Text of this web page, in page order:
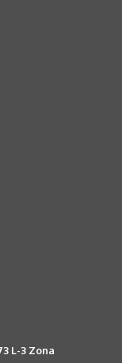
L-3 Zona